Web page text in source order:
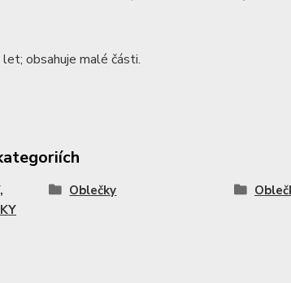
obsahuje malé části.
Oblečky